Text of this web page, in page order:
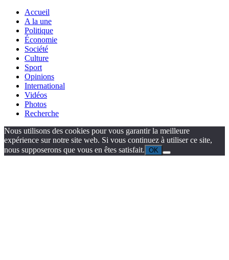
Accueil
A la une
Politique
Économie
Société
Culture
Sport
Opinions
International
Vidéos
Photos
Recherche
Nous utilisons des cookies pour vous garantir la meilleure
expérience sur notre site web. Si vous continuez à utiliser ce site,
nous supposerons que vous en êtes satisfait. OK